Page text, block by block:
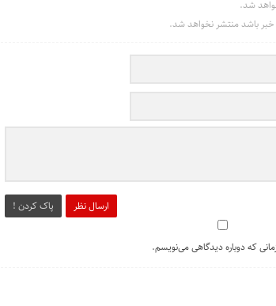
شد.
خبر باشد منتشر نخواهد شد.
ارسال نظر پاک کردن !
که دوباره دیدگاهی می‌نویسم.